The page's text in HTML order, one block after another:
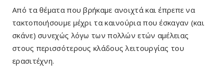
Από τα θέματα που βρήκαμε ανοιχτά και έπρεπε να
τακτοποιήσουμε μέχρι τα καινούρια που έσκαγαν (και
σκάνε) συνεχώς λόγω των πολλών ετών αμέλειας
στους περισσότερους κλάδους λειτουργίας του
ερασιτέχνη.